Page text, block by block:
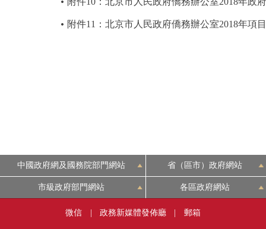
附件11：北京市人民政府僑務辦公室2018年項
中國政府網及國務院部門網站 省（區市）政府網站
市級政府部門網站 各區政府網站
微信 政務新媒體發佈廳 郵箱